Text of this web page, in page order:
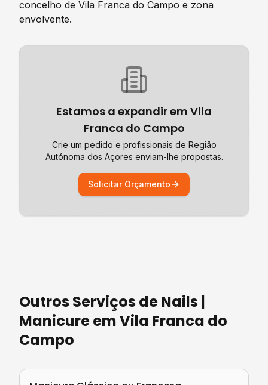
concelho de Vila Franca do Campo e zona
envolvente.
Estamos a expandir em Vila
Franca do Campo
Crie um pedido e profissionais de Região
Autónoma dos Açores enviam-lhe propostas.
Solicitar Orçamento
Outros Serviços deNails |
ManicureemVila Franca do
Campo